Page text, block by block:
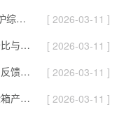
品质可靠，支持定制 —— 上海柏毅隧道炉综合解析
[ 2026-03-11 ]
一文读懂上海柏毅快速温变试验箱，性价比与服务综合介绍
[ 2026-03-11 ]
上海柏毅烘箱：产品类型、性价比与用户反馈总结
[ 2026-03-11 ]
节能降耗新选择：上海柏毅恒温恒湿试验箱产品与应用亮点
[ 2026-03-11 ]